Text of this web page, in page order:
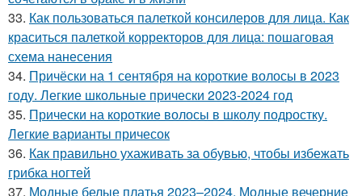
33. Как пользоваться палеткой консилеров для лица. Как
краситься палеткой корректоров для лица: пошаговая
схема нанесения
34. Причёски на 1 сентября на короткие волосы в 2023
году. Легкие школьные прически 2023-2024 год
35. Прически на короткие волосы в школу подростку.
Легкие варианты причесок
36. Как правильно ухаживать за обувью, чтобы избежать
грибка ногтей
37. Модные белые платья 2023–2024. Модные вечерние